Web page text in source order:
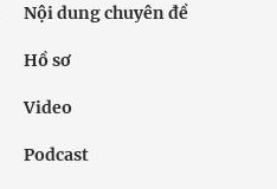
Nội dung chuyên đề
Hồ sơ
Video
Podcast